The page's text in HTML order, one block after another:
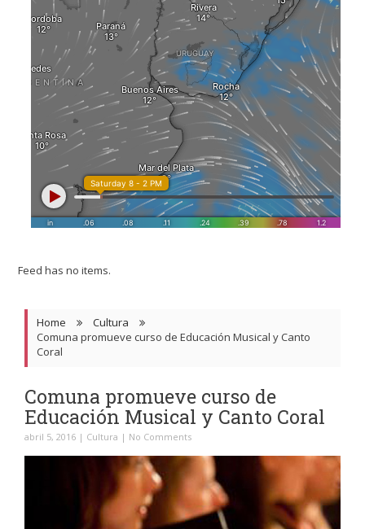
Feed has no items.
Home
Cultura
Comuna promueve curso de Educación Musical y Canto
Coral
Comuna promueve curso de
Educación Musical y Canto Coral
abril 5, 2016 | Cultura | No Comments